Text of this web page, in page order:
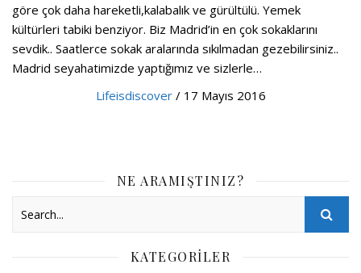
göre çok daha hareketli,kalabalık ve gürültülü. Yemek
kültürleri tabiki benziyor. Biz Madrid’in en çok sokaklarını
sevdik.. Saatlerce sokak aralarında sıkılmadan gezebilirsiniz..
Madrid seyahatimizde yaptığımız ve sizlerle…
Lifeisdiscover/ 17 Mayıs 2016
NE ARAMIŞTINIZ?
KATEGORILER